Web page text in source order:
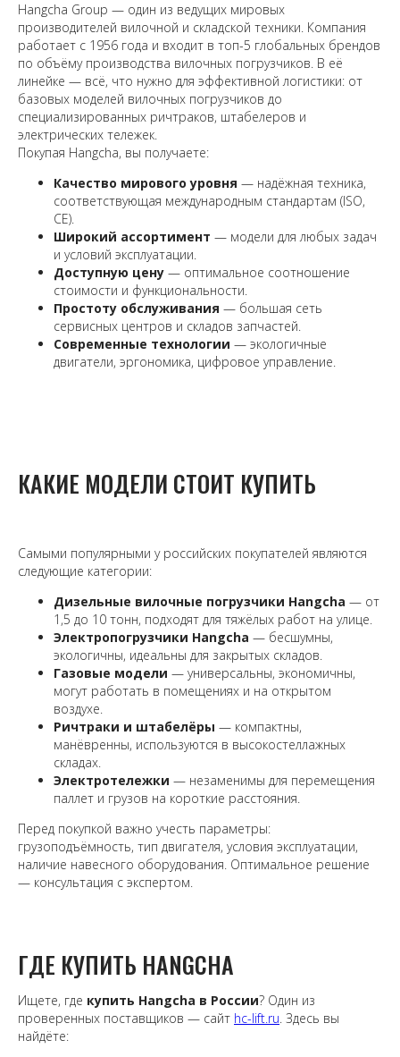
Hangcha Group — один из ведущих мировых
производителей вилочной и складской техники. Компания
работает с 1956 года и входит в топ-5 глобальных брендов
по объёму производства вилочных погрузчиков. В её
линейке — всё, что нужно для эффективной логистики: от
базовых моделей вилочных погрузчиков до
специализированных ричтраков, штабелеров и
электрических тележек.
Покупая Hangcha, вы получаете:
Качество мирового уровня — надёжная техника,
соответствующая международным стандартам (ISO,
CE).
Широкий ассортимент — модели для любых задач
и условий эксплуатации.
Доступную цену — оптимальное соотношение
стоимости и функциональности.
Простоту обслуживания — большая сеть
сервисных центров и складов запчастей.
Современные технологии — экологичные
двигатели, эргономика, цифровое управление.
КАКИЕ МОДЕЛИ СТОИТ КУПИТЬ
Самыми популярными у российских покупателей являются
следующие категории:
Дизельные вилочные погрузчики Hangcha — от
1,5 до 10 тонн, подходят для тяжёлых работ на улице.
Электропогрузчики Hangcha — бесшумны,
экологичны, идеальны для закрытых складов.
Газовые модели — универсальны, экономичны,
могут работать в помещениях и на открытом
воздухе.
Ричтраки и штабелёры — компактны,
манёвренны, используются в высокостеллажных
складах.
Электротележки — незаменимы для перемещения
паллет и грузов на короткие расстояния.
Перед покупкой важно учесть параметры:
грузоподъёмность, тип двигателя, условия эксплуатации,
наличие навесного оборудования. Оптимальное решение
— консультация с экспертом.
ГДЕ КУПИТЬ HANGCHA
Ищете, где купить Hangcha в России? Один из
проверенных поставщиков — сайт hc-lift.ru. Здесь вы
найдёте: